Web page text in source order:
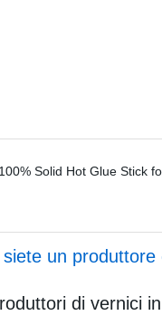
un
di vernici